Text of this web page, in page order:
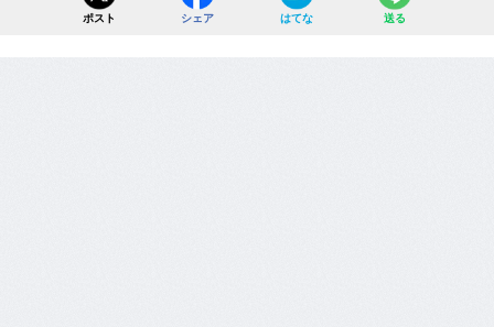
ポスト シェア はてな 送る